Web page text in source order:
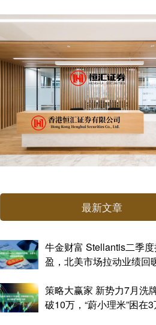
最新文章
牛金财富 Stellantis二季
盈，北美市场拉动业绩回
策略大赢家 新势力7月洗
破10万，“蔚小理米”困在